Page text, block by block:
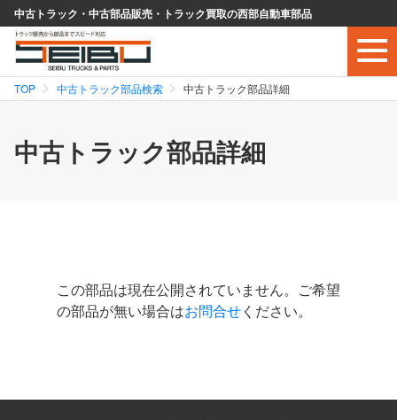
中古トラック・中古部品販売・トラック買取の西部自動車部品
TOP 中古トラック部品検索 中古トラック部品詳細
中古トラック部品詳細
この部品は現在公開されていません。ご希望
の部品が無い場合はお問合せください。